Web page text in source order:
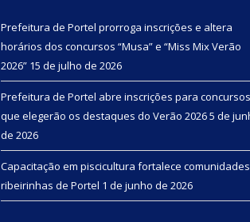
Prefeitura de Portel prorroga inscrições e altera
horários dos concursos “Musa” e “Miss Mix Verão
2026” 15 de julho de 2026
Prefeitura de Portel abre inscrições para concursos
que elegerão os destaques do Verão 20265 de
de 2026
Capacitação em piscicultura fortalece comunidades
ribeirinhas de Portel 1 de junho de 2026